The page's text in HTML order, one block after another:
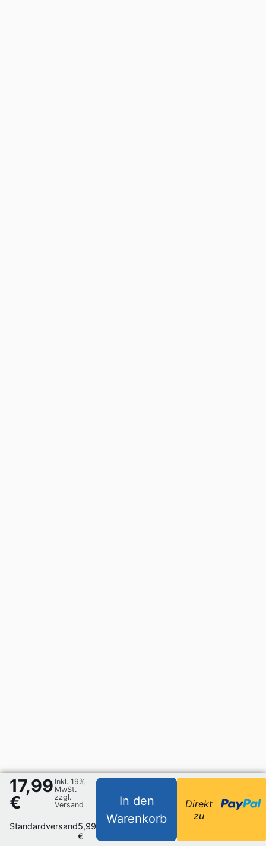
17,99
€
Inkl. 19%
MwSt.
zzgl.
Versand
Standardversand5,99
€
In den
Warenkorb
Direkt
zu